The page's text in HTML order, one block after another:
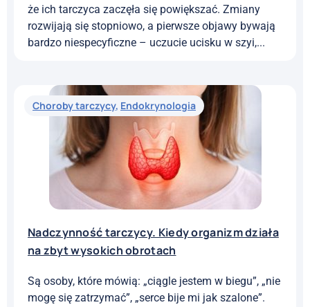
że ich tarczyca zaczęła się powiększać. Zmiany
rozwijają się stopniowo, a pierwsze objawy bywają
bardzo niespecyficzne – uczucie ucisku w szyi,...
Choroby tarczycy, Endokrynologia
Nadczynność tarczycy. Kiedy organizm działa
na zbyt wysokich obrotach
Są osoby, które mówią: „ciągle jestem w biegu”, „nie
mogę się zatrzymać”, „serce bije mi jak szalone”.